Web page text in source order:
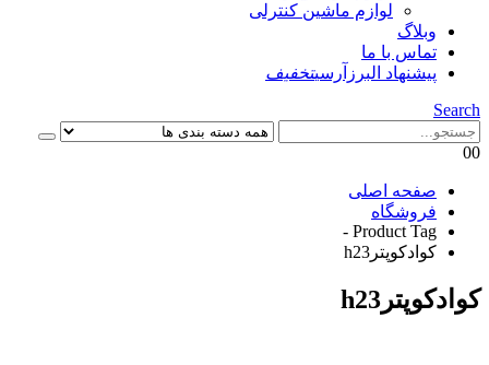
لوازم ماشین کنترلی
وبلاگ
تماس با ما
پیشنهاد البرزآرسیتخفیف
Search
00
صفحه اصلی
فروشگاه
Product Tag -
کوادکوپترh23
کوادکوپترh23